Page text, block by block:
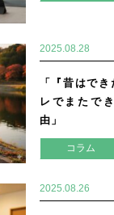
2025.08.28
「『昔はで
レでまたで
由」
コラム
2025.08.26